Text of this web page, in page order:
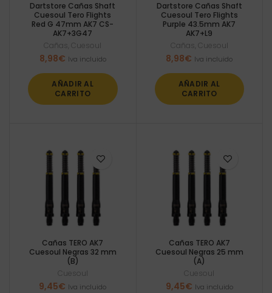
Dartstore Cañas Shaft
Cuesoul Tero Flights
Red G 47mm AK7 CS-
AK7+3G47
Cañas ,Cuesoul
8,98€ Iva incluido
AÑADIR AL
CARRITO
Dartstore Cañas Shaft
Cuesoul Tero Flights
Purple 43.5mm AK7
AK7+L9
Cañas Cuesoul
8,98€ Iva incluido
AÑADIR AL
CARRITO
Cañas TERO AK7
Cuesoul Negras 32 mm
(B)
Cuesoul
9,45€ Iva incluido
Cañas TERO AK7
Cuesoul Negras 25 mm
(A)
Cuesoul
9,45€ Iva incluido